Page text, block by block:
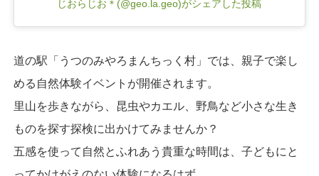
じおらじお＊(@geo.la.geo)がシェアした投稿
道の駅「うつのみやろまんちっく村」では、親子で楽し
める自然体験イベントが開催されます。
里山を歩きながら、昆虫やカエル、野鳥など小さな生き
ものを探す探検に出かけてみませんか？
五感を使って自然とふれあう貴重な時間は、子どもにと